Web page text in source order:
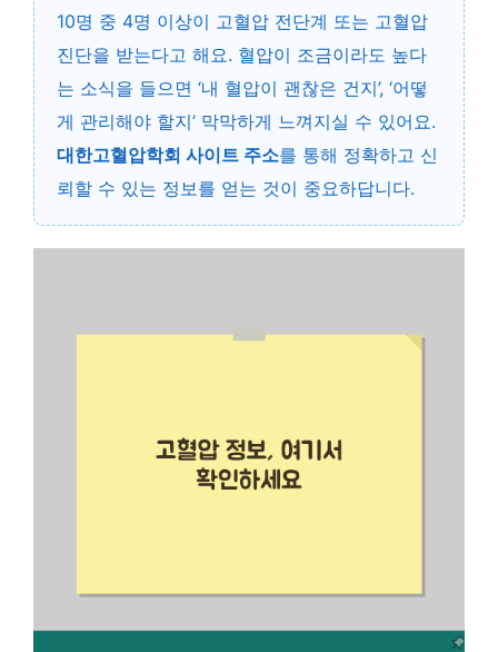
10명 중 4명 이상이 고혈압 전단계 또는 고혈압
진단을 받는다고 해요. 혈압이 조금이라도 높다
는 소식을 들으면 ‘내 혈압이 괜찮은 건지’, ‘어떻
게 관리해야 할지’ 막막하게 느껴지실 수 있어요.
대한고혈압학회 사이트 주소를 통해 정확하고 신
뢰할 수 있는 정보를 얻는 것이 중요하답니다.